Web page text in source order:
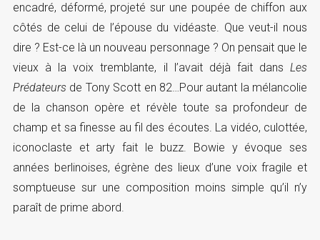
encadré, déformé, projeté sur une poupée de chiffon aux
côtés de celui de l’épouse du vidéaste. Que veut-il nous
dire ? Est-ce là un nouveau personnage ? On pensait que le
vieux à la voix tremblante, il l’avait déjà fait dansLes
Prédateurs de Tony Scott en 82…Pour autant la mélancolie
de la chanson opère et révèle toute sa profondeur de
champ et sa finesse au fil des écoutes. La vidéo, culottée,
iconoclaste et arty fait le buzz. Bowie y évoque ses
années berlinoises, égrène des lieux d’une voix fragile et
somptueuse sur une composition moins simple qu’il n’y
paraît de prime abord.